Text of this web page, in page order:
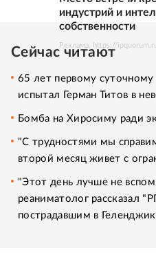
индустрий и
собственности
Реклама. https://
Сейчас читают
65 лет первому
испытал Герман Титов в
Бомба на Хиросиму ради
"С трудностями мы
второй месяц живет с
"Этот день лучше не
реаниматолог рассказал
пострадавшим в